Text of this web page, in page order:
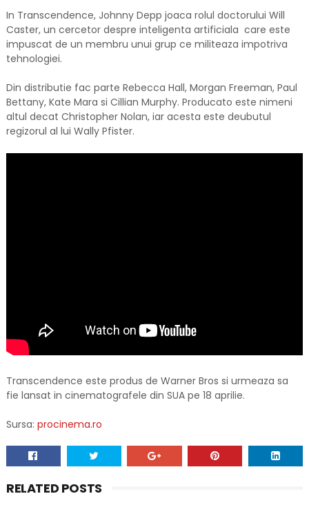
In Transcendence, Johnny Depp joaca rolul doctorului Will
Caster, un cercetor despre inteligenta artificiala care este
impuscat de un membru unui grup ce militeaza impotriva
tehnologiei.
Din distributie fac parte Rebecca Hall, Morgan Freeman, Paul
Bettany, Kate Mara si Cillian Murphy. Producato este nimeni
altul decat Christopher Nolan, iar acesta este deubutul
regizorul al lui Wally Pfister.
Transcendence este produs de Warner Bros si urmeaza sa
fie lansat in cinematografele din SUA pe 18 aprilie.
Sursa: procinema.ro
RELATED POSTS